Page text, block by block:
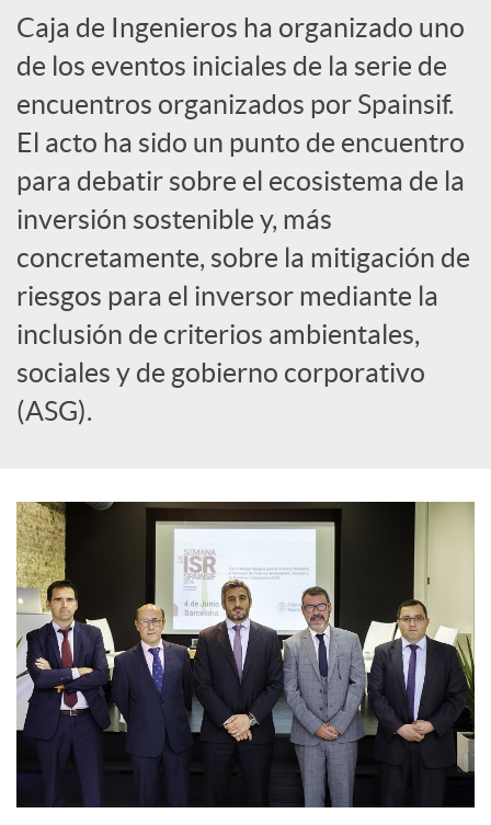
o
c
i
a
l
e
Caja de Ingenieros ha organizado uno
de los eventos iniciales de la serie de
encuentros organizados por Spainsif.
El acto ha sido un punto de encuentro
para debatir sobre el ecosistema de la
inversión sostenible y, más
concretamente, sobre la mitigación de
riesgos para el inversor mediante la
inclusión de criterios ambientales,
sociales y de gobierno corporativo
(ASG).